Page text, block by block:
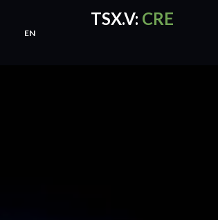
EN
TSX.V: CRE